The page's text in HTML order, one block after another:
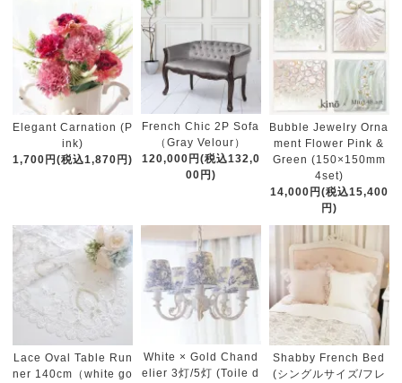
Elegant Carnation (P
ink)
1,700円(税込1,870円)
French Chic 2P Sofa
（Gray Velour）
120,000円(税込132,0
00円)
Bubble Jewelry Orna
ment Flower Pink &
Green (150×150mm
4set)
14,000円(税込15,400
円)
Lace Oval Table Run
ner 140cm（white go
White × Gold Chand
elier 3灯/5灯 (Toile d
Shabby French Bed
(シングルサイズ/フレ